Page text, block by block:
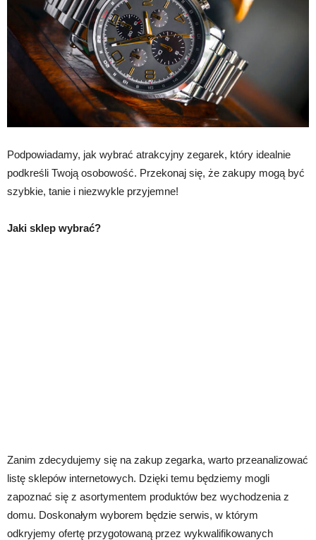
Podpowiadamy, jak wybrać atrakcyjny zegarek, który idealnie
podkreśli Twoją osobowość. Przekonaj się, że zakupy mogą być
szybkie, tanie i niezwykle przyjemne!
Jaki sklep wybrać?
Zanim zdecydujemy się na zakup zegarka, warto przeanalizować
listę sklepów internetowych. Dzięki temu będziemy mogli
zapoznać się z asortymentem produktów bez wychodzenia z
domu. Doskonałym wyborem będzie serwis, w którym
odkryjemy ofertę przygotowaną przez wykwalifikowanych